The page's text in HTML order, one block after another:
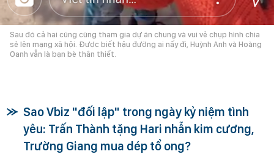
Sau đó cả hai cũng cùng tham gia dự án chung và vui vẻ chụp hình chia
sẻ lên mạng xã hội. Được biết hậu đường ai nấy đi, Huỳnh Anh và Hoàng
Oanh vẫn là bạn bè thân thiết.
Sao Vbiz "đối lập" trong ngày kỷ niệm tình
yêu: Trấn Thành tặng Hari nhẫn kim cương,
Trường Giang mua dép tổ ong?